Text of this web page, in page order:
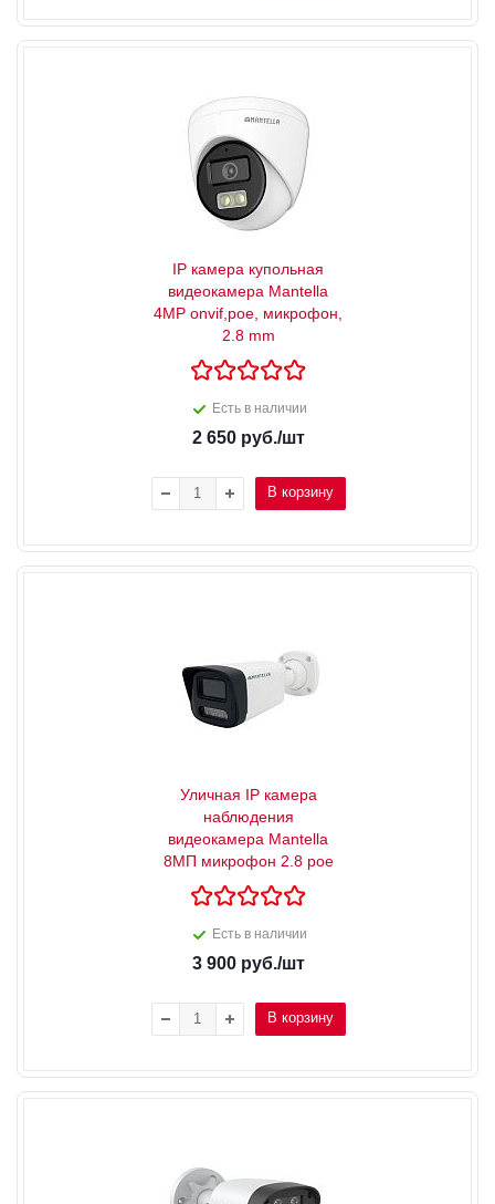
IP камера купольная
видеокамера Mantella
4MP onvif,poe, микрофон,
2.8 mm
Есть в наличии
2 650руб./шт
В корзину
Уличная IP камера
наблюдения
видеокамера Mantella
8МП микрофон 2.8 poe
Есть в наличии
3 900руб./шт
В корзину